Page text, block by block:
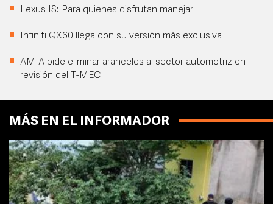
Lexus IS: Para quienes disfrutan manejar
Infiniti QX60 llega con su versión más exclusiva
AMIA pide eliminar aranceles al sector automotriz en
revisión del T-MEC
MÁS EN EL INFORMADOR